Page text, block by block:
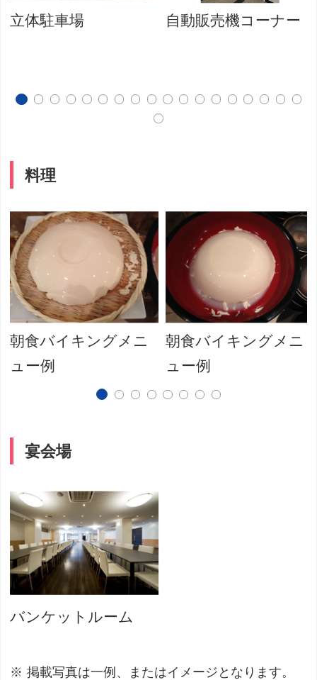
立体駐車場 自動販売機コーナー
料理
朝食バイキングメニ
ュー例
朝食バイキングメニ
ュー例
宴会場
バンケットルーム
掲載写真は一例、またはイメージとなります。